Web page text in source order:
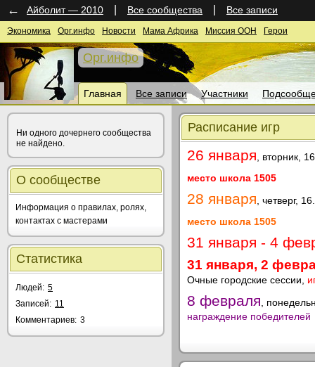
← Айболит — 2010 Все сообщества Все записи
Экономика Орг.инфо Новости Мама Африка Миссия ООН Герои
Орг.инфо
Главная Все записи Участники
Ни одного дочернего сообщества
не найдено.
О сообществе
Информация о правилах, ролях,
контактах с мастерами
Статистика
Людей: 5
Записей: 11
Комментариев: 3
Расписание игр
26 января , вторник,
место школа 1505
28 января , четверг,
место школа 1505
31 января - 4
31 января, 2
Очные городские сессии, и
8 февраля ,
награждение победителей